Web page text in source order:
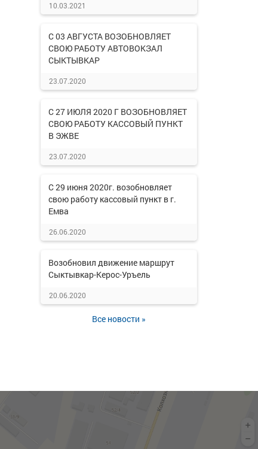
10.03.2021
С 03 АВГУСТА ВОЗОБНОВЛЯЕТ
СВОЮ РАБОТУ АВТОВОКЗАЛ
СЫКТЫВКАР
23.07.2020
С 27 ИЮЛЯ 2020 Г ВОЗОБНОВЛЯЕТ
СВОЮ РАБОТУ КАССОВЫЙ ПУНКТ
В ЭЖВЕ
23.07.2020
С 29 июня 2020г. возобновляет
свою работу кассовый пункт в г.
Емва
26.06.2020
Возобновил движение маршрут
Сыктывкар-Керос-Уръель
20.06.2020
Все новости »